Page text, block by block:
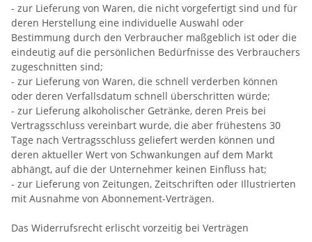
- zur Lieferung von Waren, die nicht vorgefertigt sind und für
deren Herstellung eine individuelle Auswahl oder
Bestimmung durch den Verbraucher maßgeblich ist oder die
eindeutig auf die persönlichen Bedürfnisse des Verbrauchers
zugeschnitten sind;
- zur Lieferung von Waren, die schnell verderben können
oder deren Verfallsdatum schnell überschritten würde;
- zur Lieferung alkoholischer Getränke, deren Preis bei
Vertragsschluss vereinbart wurde, die aber frühestens 30
Tage nach Vertragsschluss geliefert werden können und
deren aktueller Wert von Schwankungen auf dem Markt
abhängt, auf die der Unternehmer keinen Einfluss hat;
- zur Lieferung von Zeitungen, Zeitschriften oder Illustrierten
mit Ausnahme von Abonnement-Verträgen.
Das Widerrufsrecht erlischt vorzeitig bei Verträgen